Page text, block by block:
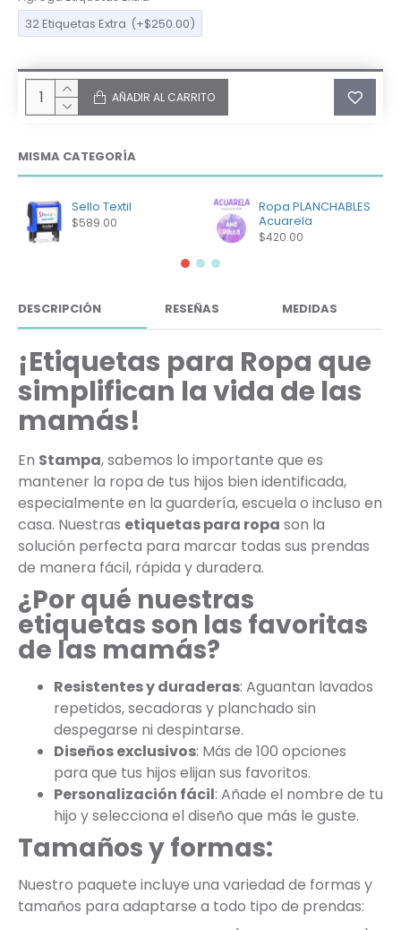
32 Etiquetas Extra (+$250.00)
AÑADIR AL CARRITO
MISMA CATEGORÍA
Sello Textil
$589.00
Ropa PLANCHABLES
Acuarela
$420.00
DESCRIPCIÓN RESEÑAS MEDIDAS
¡Etiquetas para Ropa que
simplifican la vida de las
mamás!
En Stampa, sabemos lo importante que es
mantener la ropa de tus hijos bien identificada,
especialmente en la guardería, escuela o incluso en
casa. Nuestras etiquetas para ropa son la
solución perfecta para marcar todas sus prendas
de manera fácil, rápida y duradera.
¿Por qué nuestras
etiquetas son las favoritas
de las mamás?
Resistentes y duraderas: Aguantan lavados
repetidos, secadoras y planchado sin
despegarse ni despintarse.
Diseños exclusivos: Más de 100 opciones
para que tus hijos elijan sus favoritos.
Personalización fácil: Añade el nombre de tu
hijo y selecciona el diseño que más le guste.
Tamaños y formas:
Nuestro paquete incluye una variedad de formas y
tamaños para adaptarse a todo tipo de prendas: